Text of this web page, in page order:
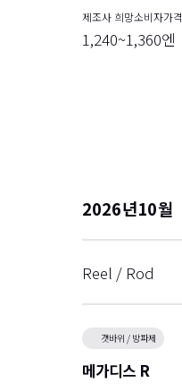
제조사 희망소비자가격
1,240~1,360엔
2026 10
Reel / Rod
갯바위 / 방파제
메가디스 R